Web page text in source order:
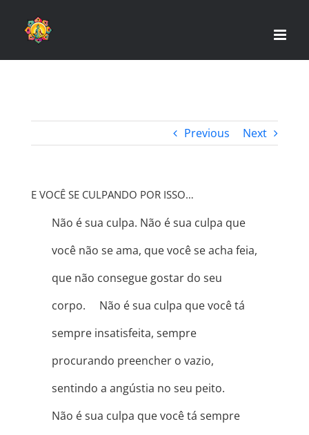
Previous Next
E VOCÊ SE CULPANDO POR ISSO…
Não é sua culpa. Não é sua culpa que
você não se ama, que você se acha feia,
que não consegue gostar do seu
corpo. ⠀ Não é sua culpa que você tá
sempre insatisfeita, sempre
procurando preencher o vazio,
sentindo a angústia no seu peito. ⠀
Não é sua culpa que você tá sempre